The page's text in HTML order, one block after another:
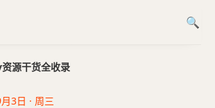
源干货全收录
3日 · 周三